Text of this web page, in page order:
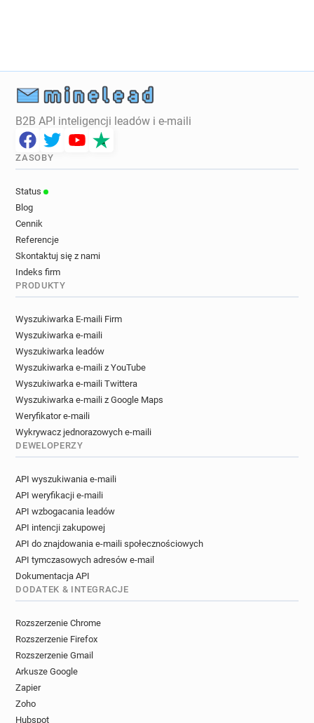
B2B API inteligencji leadów i e-maili
ZASOBY
Status
Blog
Cennik
Referencje
Skontaktuj się z nami
Indeks firm
PRODUKTY
Wyszukiwarka E-maili Firm
Wyszukiwarka e-maili
Wyszukiwarka leadów
Wyszukiwarka e-maili z YouTube
Wyszukiwarka e-maili Twittera
Wyszukiwarka e-maili z Google Maps
Weryfikator e-maili
Wykrywacz jednorazowych e-maili
DEWELOPERZY
API wyszukiwania e-maili
API weryfikacji e-maili
API wzbogacania leadów
API intencji zakupowej
API do znajdowania e-maili społecznościowych
API tymczasowych adresów e-mail
Dokumentacja API
DODATEK & INTEGRACJE
Rozszerzenie Chrome
Rozszerzenie Firefox
Rozszerzenie Gmail
Arkusze Google
Zapier
Zoho
Hubspot